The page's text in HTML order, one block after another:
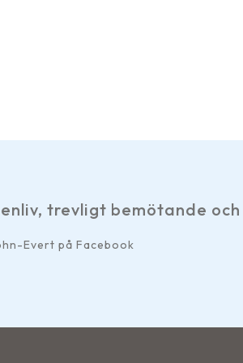
bemötande och snabb
Facebook